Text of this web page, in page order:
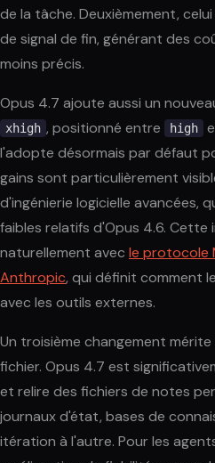
de la tâche. Deuxièmement,
de signal de fin, générant des
moins précis.
Opus 4.7 ajoute aussi un
xhigh , positionné entre high
l'adopte désormais par défaut
gains sont particulièrement
d'ingénierie logicielle avancées,
faibles relatifs d'Opus 4.6.
naturellement avec le protocole
Anthropic, qui définit comment
avec les outils externes.
Un troisième changement
fichier. Opus 4.7 est
et relire des fichiers de notes
journaux d'état, bases de
itération à l'autre. Pour les